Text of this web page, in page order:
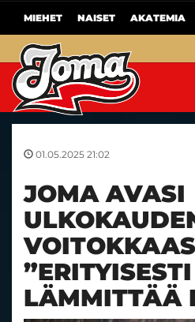
MIEHET NAISET AKATEMIA
01.05.2025 21:02
JOMA AVASI
LÄMMITTÄÄ